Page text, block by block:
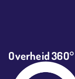
Overheid